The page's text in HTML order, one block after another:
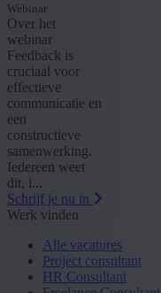
Webinar
Over het
webinar
Feedback is
cruciaal voor
effectieve
communicatie en
een
constructieve
samenwerking.
Iedereen weet
dit, i...
Schrijf je nu in
Werk vinden
Alle vacatures
Project consultant
HR Consultant